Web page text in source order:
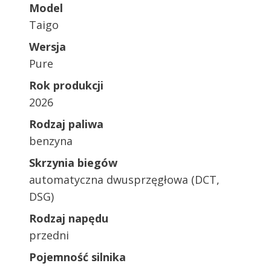
Model
Taigo
Wersja
Pure
Rok produkcji
2026
Rodzaj paliwa
benzyna
Skrzynia biegów
automatyczna dwusprzęgłowa (DCT,
DSG)
Rodzaj napędu
przedni
Pojemność silnika